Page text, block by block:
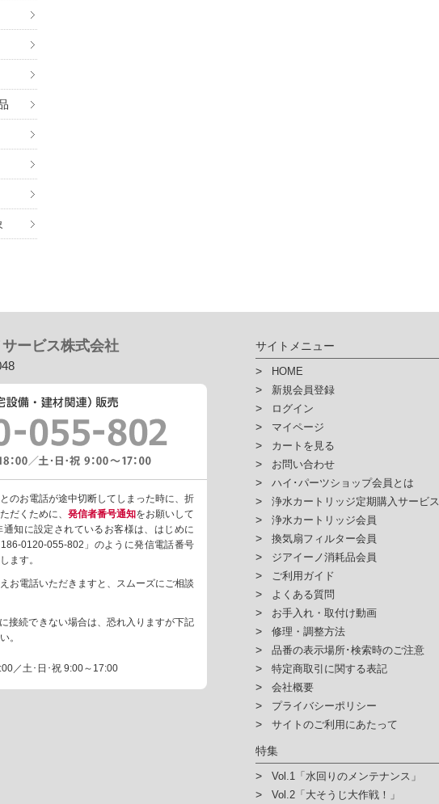
・個人情報保護法に基づく公表事項
ービス株式会社
のお電話が途中切断してしまった時に、折
だくために、 発信者番号通知をお願いして
知に設定されているお客様は、はじめに
186-0120-055-802」のように発信電話番号
ます。
お電話いただきますと、スムーズにご相談
接続できない場合は、恐れ入りますが下記
。
／土･日･祝 9:00～17:00
サイトメニュー
HOME
新規会員登録
ログイン
マイページ
カートを見る
お問い合わせ
ハイ･パーツショップ会員とは
浄水カートリッジ定期購入サービス
浄水カートリッジ会員
換気扇フィルター会員
ジアイーノ消耗品会員
ご利用ガイド
よくある質問
お手入れ・取付け動画
修理・調整方法
品番の表示場所･検索時のご注意
特定商取引に関する表記
会社概要
プライバシーポリシー
サイトのご利用にあたって
特集
Vol.1「水回りのメンテナンス」
Vol.2「大そうじ大作戦！」